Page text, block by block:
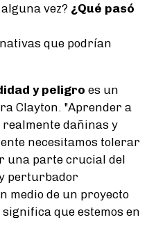
vez? ¿Qué pasó
que podrían
y peligro es un
Clayton. "Aprender a
dañinas y
necesitamos tolerar
una parte crucial del
perturbador
medio de un proyecto
que estemos en